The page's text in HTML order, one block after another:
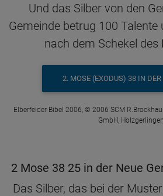
Und das Silber von den
Gemeinde betrug 100 Talente
nach dem Schekel des
2. MOSE (EXODUS) 38 IN DER
Elberfelder Bibel 2006, © 2006 SCM
GmbH, Holzgerlingen
2 Mose 38 25 in der Neue
Das Silber, das bei der